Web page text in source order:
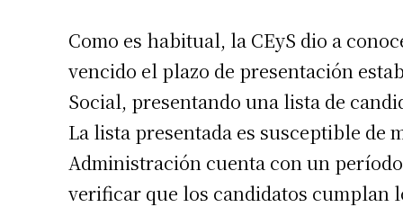
Como es habitual, la CEyS dio a
vencido el plazo de presentación
Social, presentando una lista de
La lista presentada es susceptible de
Administración cuenta con un
verificar que los candidatos cumplan